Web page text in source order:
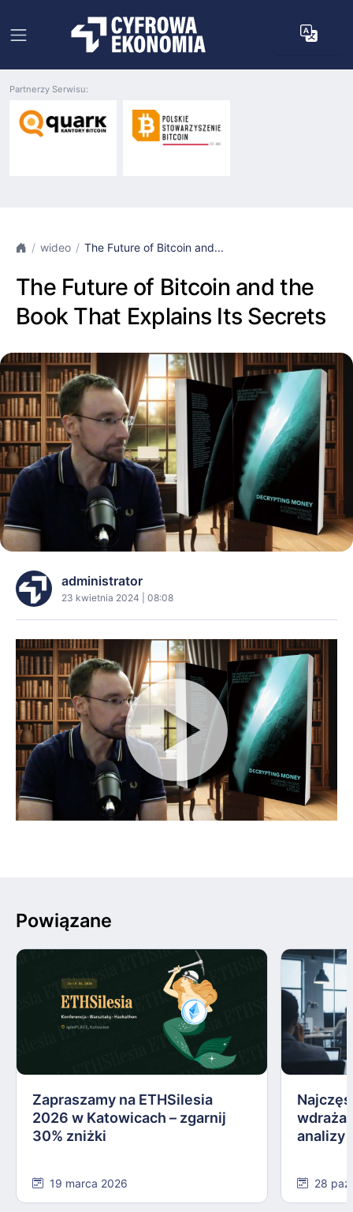
Partnerzy Serwisu:
wideo The Future of Bitcoin and...
The Future of Bitcoin and the
Book That Explains Its Secrets
administrator
23 kwietnia 2024 | 08:08
Powiązane
Zapraszamy na ETHSilesia
2026 w Katowicach – zgarnij
30% zniżki
19 marca 2026
analizy
28